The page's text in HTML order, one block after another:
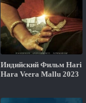
Индийский Фильм Hari
Hara Veera Mallu 2023